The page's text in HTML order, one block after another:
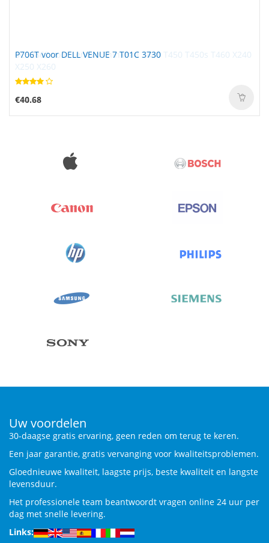
P706T voor DELL VENUE 7 T01C 3730
€40.68
Uw voordelen
30-daagse gratis ervaring, geen reden om terug te keren.
Een jaar garantie, gratis vervanging voor kwaliteitsproblemen.
Gloednieuwe kwaliteit, laagste prijs, beste kwaliteit en langste
levensduur.
Het professionele team beantwoordt vragen online 24 uur per
dag met snelle levering.
Links: